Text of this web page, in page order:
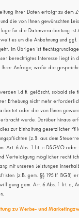
Ihrer Daten erfolgt zu dem
die von Ihnen gewünschten
für die Datenverarbeitung ist
es um die Anbahnung und ggf.
Im Übrigen ist
berechtigtes Interesse liegt in
Ihrer Anfrage, wofür die
i.d.R. gelöscht, sobald sie
Erhebung nicht mehr
oder die von Ihnen
wurde. Darüber hinaus
zur Einhaltung gesetzlicher
(z.B. aus dem
Art. 6 Abs. 1 lit. c DSGVO oder
Verteidigung möglicher
mit unseren Leistungen
(z.B. gem. §§ 195 ff. BGB)
gem. Art. 6 Abs. 1 lit. a,
zu Werbe- und